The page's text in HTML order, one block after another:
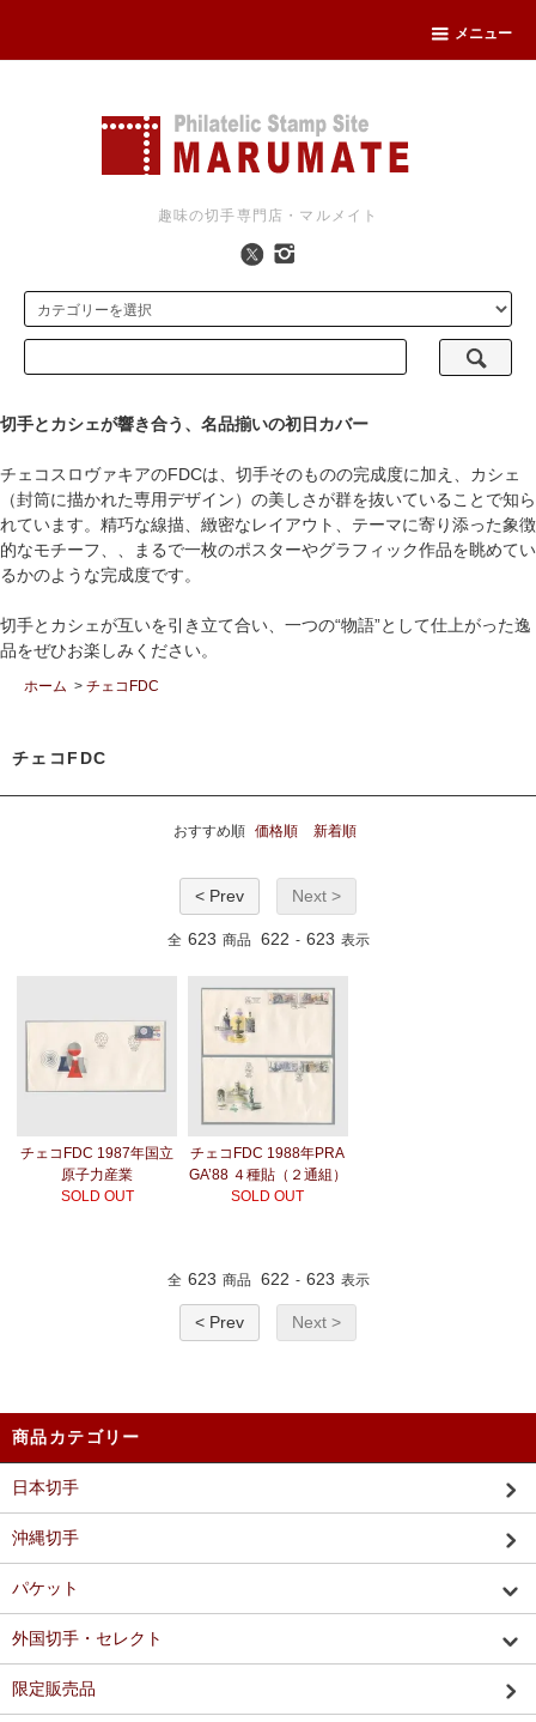
メニュー
趣味の切手専門店・マルメイト
切手とカシェが響き合う、名品揃いの初日カバー
チェコスロヴァキアのFDCは、切手そのものの完成度に加え、カシェ
（封筒に描かれた専用デザイン）の美しさが群を抜いていることで知ら
れています。精巧な線描、緻密なレイアウト、テーマに寄り添った象徴
的なモチーフ、、まるで一枚のポスターやグラフィック作品を眺めてい
るかのような完成度です。
切手とカシェが互いを引き立て合い、一つの“物語”として仕上がった逸
品をぜひお楽しみください。
ホーム > チェコFDC
チェコFDC
おすすめ順 価格順 新着順
< Prev Next >
全 623 商品 622 - 623 表示
チェコFDC 1987年国立
原子力産業
SOLD OUT
チェコFDC 1988年PRA
GA’88 ４種貼（２通組）
SOLD OUT
全 623 商品 622 - 623 表示
< Prev Next >
商品カテゴリー
日本切手
沖縄切手
パケット
外国切手・セレクト
限定販売品